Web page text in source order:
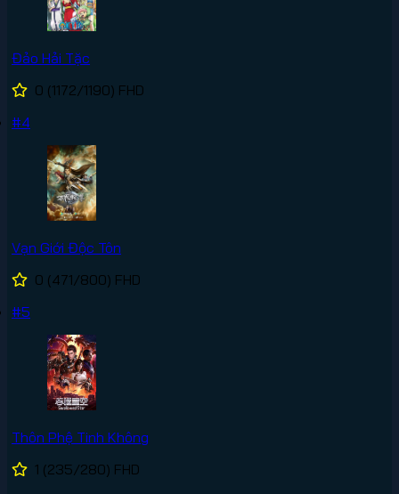
Đảo Hải Tặc
0 (1172/1190) FHD
#4
Vạn Giới Độc Tôn
0 (471/800) FHD
#5
Thôn Phệ Tinh Không
1 (235/280) FHD